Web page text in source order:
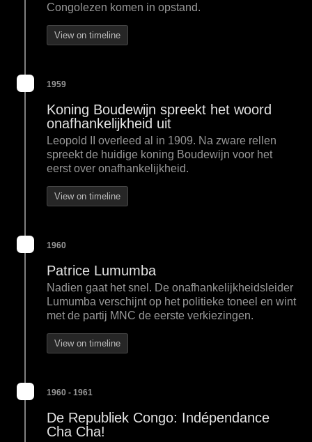
Congolezen komen in opstand.
View on timeline
1959
Koning Boudewijn spreekt het woord
onafhankelijkheid uit
Leopold II overleed al in 1909. Na zware rellen
spreekt de huidige koning Boudewijn voor het
eerst over onafhankelijkheid.
View on timeline
1960
Patrice Lumumba
Nadien gaat het snel. De onafhankelijkheidsleider
Lumumba verschijnt op het politieke toneel en wint
met de partij MNC de eerste verkiezingen.
View on timeline
1960 - 1961
De Republiek Congo: Indépendance
Cha Cha!